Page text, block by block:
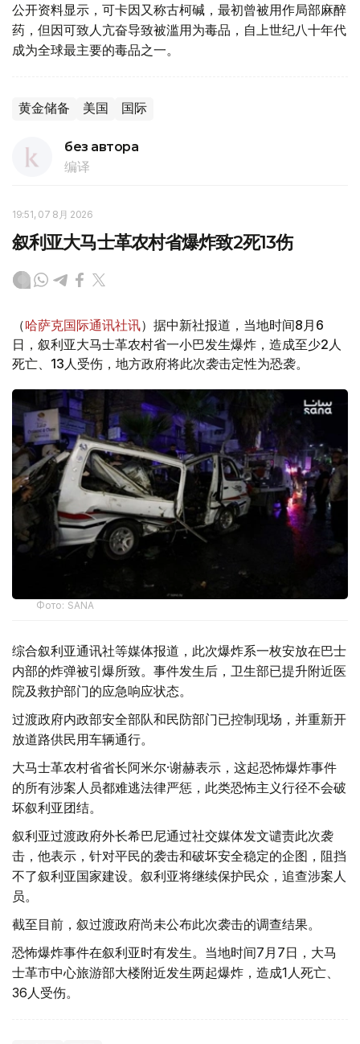
公开资料显示，可卡因又称古柯碱，最初曾被用作局部麻醉
药，但因可致人亢奋导致被滥用为毒品，自上世纪八十年代
成为全球最主要的毒品之一。
黄金储备 美国 国际
без автора
编译
19:51, 07 8月 2026
叙利亚大马士革农村省爆炸致2死13伤
（哈萨克国际通讯社讯）据中新社报道，当地时间8月6
日，叙利亚大马士革农村省一小巴发生爆炸，造成至少2人
死亡、13人受伤，地方政府将此次袭击定性为恐袭。
Фото: SANA
综合叙利亚通讯社等媒体报道，此次爆炸系一枚安放在巴士
内部的炸弹被引爆所致。事件发生后，卫生部已提升附近医
院及救护部门的应急响应状态。
过渡政府内政部安全部队和民防部门已控制现场，并重新开
放道路供民用车辆通行。
大马士革农村省省长阿米尔·谢赫表示，这起恐怖爆炸事件
的所有涉案人员都难逃法律严惩，此类恐怖主义行径不会破
坏叙利亚团结。
叙利亚过渡政府外长希巴尼通过社交媒体发文谴责此次袭
击，他表示，针对平民的袭击和破坏安全稳定的企图，阻挡
不了叙利亚国家建设。叙利亚将继续保护民众，追查涉案人
员。
截至目前，叙过渡政府尚未公布此次袭击的调查结果。
恐怖爆炸事件在叙利亚时有发生。当地时间7月7日，大马
士革市中心旅游部大楼附近发生两起爆炸，造成1人死亡、
36人受伤。